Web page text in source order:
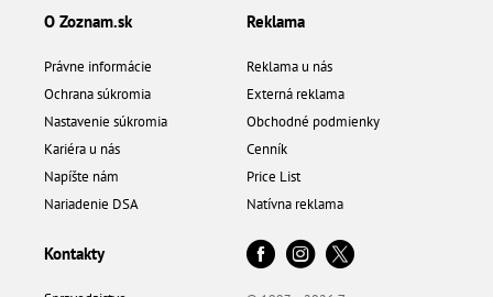
O Zoznam.sk
Právne informácie
Ochrana súkromia
Nastavenie súkromia
Kariéra u nás
Napíšte nám
Nariadenie DSA
Reklama
Reklama u nás
Externá reklama
Obchodné podmienky
Cenník
Price List
Natívna reklama
Kontakty